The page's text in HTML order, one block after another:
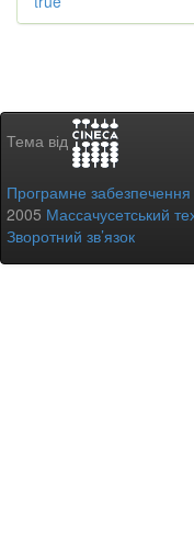
Тема від
Програмне
2005 Массачусетський
Зворотний зв’язок